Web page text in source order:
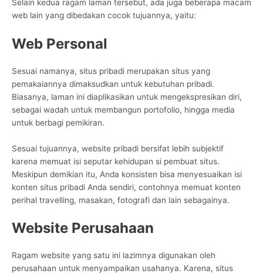
Selain kedua ragam laman tersebut, ada juga beberapa macam
web lain yang dibedakan cocok tujuannya, yaitu:
Web Personal
Sesuai namanya, situs pribadi merupakan situs yang
pemakaiannya dimaksudkan untuk kebutuhan pribadi.
Biasanya, laman ini diaplikasikan untuk mengekspresikan diri,
sebagai wadah untuk membangun portofolio, hingga media
untuk berbagi pemikiran.
Sesuai tujuannya, website pribadi bersifat lebih subjektif
karena memuat isi seputar kehidupan si pembuat situs.
Meskipun demikian itu, Anda konsisten bisa menyesuaikan isi
konten situs pribadi Anda sendiri, contohnya memuat konten
perihal travelling, masakan, fotografi dan lain sebagainya.
Website Perusahaan
Ragam website yang satu ini lazimnya digunakan oleh
perusahaan untuk menyampaikan usahanya. Karena, situs